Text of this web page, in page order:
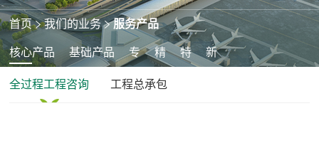
人才招聘
全国商务洽谈 158-2440-4429
En
首页 我们的业务 服务产品
核心产品 基础产品 专 精 特 新
全过程工程咨询 工程总承包